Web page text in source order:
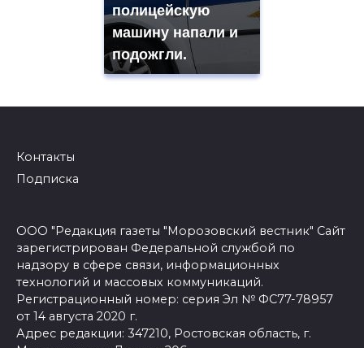
полицейскую
машину напали и
подожгли.
Контакты
Подписка
ООО "Редакция газеты "Морозовский вестник" Сайт
зарегистрирован Федеральной службой по
надзору в сфере связи, информационных
технологий и массовых коммуникаций.
Регистрационный номер: серия Эл № ФС77-78957
от 14 августа 2020 г.
Адрес редакции: 347210, Ростовская область, г.